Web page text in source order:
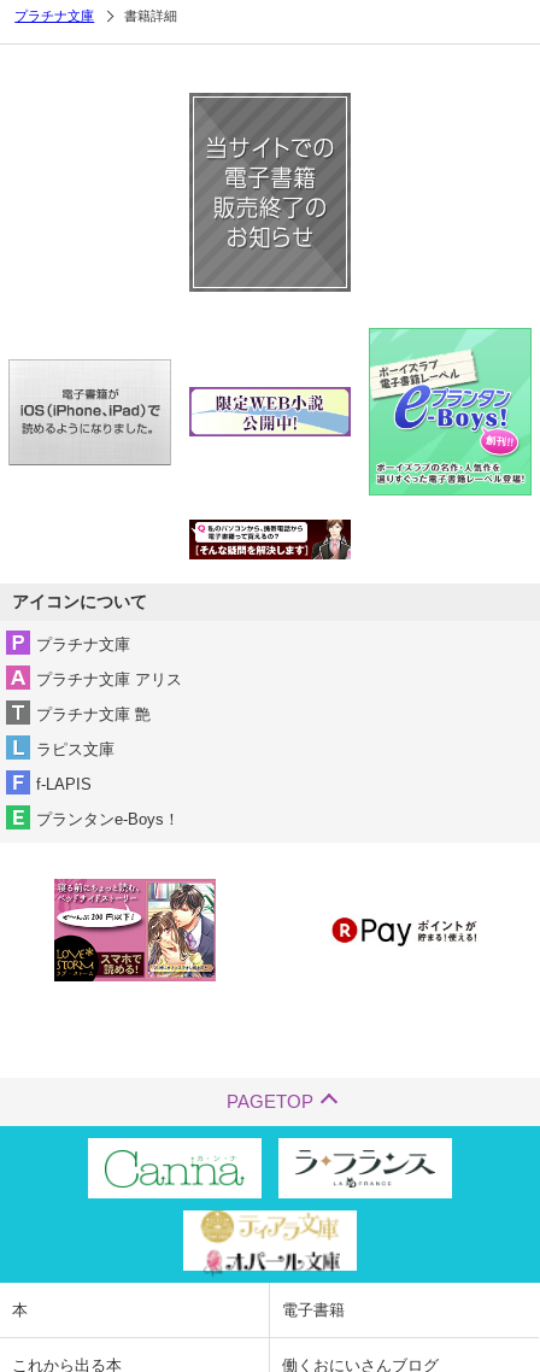
プラチナ文庫 書籍詳細
アイコンについて
プラチナ文庫
プラチナ文庫 アリス
プラチナ文庫 艶
ラピス文庫
f-LAPIS
プランタンe-Boys！
PAGETOP
本 電子書籍
これから出る本 働くおにいさんブログ